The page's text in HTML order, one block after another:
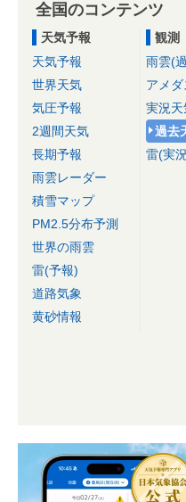
全国のコンテンツ
天気予報
天気予報
世界天気
気圧予報
2週間天気
長期予報
雨雲レーダー
積雪マップ
PM2.5分布予測
世界の雨雲
雷(予報)
道路気象
黄砂情報
観測
雨雲(
アメダ
実況天
過去
雷(実